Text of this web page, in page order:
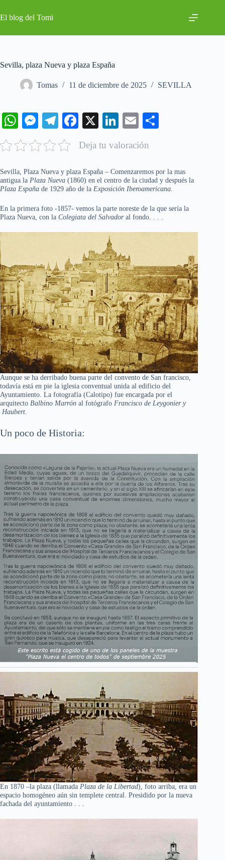
al
contenido
El blog del Tomi
Sevilla, plaza Nueva y plaza España
Tomas 11 de diciembre de 2025 SEVILLA
W
ha
ts
A
pp
M
es
se
ng
er
Te
le
gr
a
m
Fa
bo
ok
X
Li
ed
In
E
ail
pa
rti
Deja tu valoración
Sevilla, Plaza Nueva y plaza España – Comenzaremos por la mas
antigua la Plaza Nueva (1860) en el centro de la ciudad y después la
Plaza España de 1929 año de la Exposición Iberoamericana.
En la primera foto -1857- vemos la parte noreste de la que sería la
Plaza Nueva, con la Colegiata del Salvadoral fondo. . . .
Aunque se ha derribado buena parte del convento de San francisco,
todavía está en pie la iglesia conventual unida al edificio del
Ayuntamiento. La fotografía (Calotipo) fue encargada por el
arquitecto Balbino Marrón al fotógrafo Francisco de Leygonier y
Haubert
Un poco de Historia:
En 1870 –la plaza (llamada Plaza de la Libertad), foto arriba, era un
espacio homogéneo aún sin templete central. Presidido por la nueva
fachada del ayuntamiento . . .